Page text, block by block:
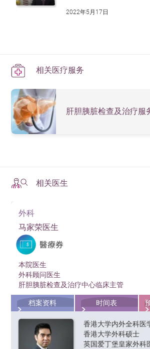
2022年5月17日
相关医疗服务
肝胆胰脏检查及治疗服
相关医生
外科
马家荣医生
本院医生
外科顾问医生
肝胆胰脏检查及治疗中心临床主管
档案资料 时间表
香港大学内外全科医
香港大学外科硕士
英国爱丁堡皇家外科